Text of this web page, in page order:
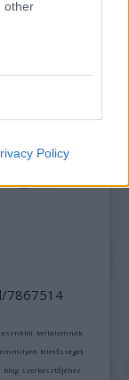
other
Policy
7867514
tartalomnak
felelősséget
szerkesztőjéhez.